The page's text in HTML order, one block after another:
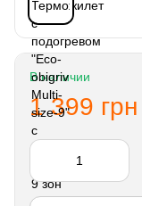
В наличии
1 399 грн